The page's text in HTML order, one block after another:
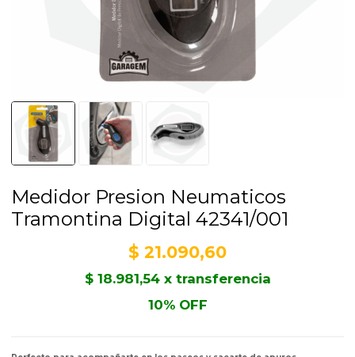
Medidor Presion Neumaticos
Tramontina Digital 42341/001
$ 21.090,60
$18.981,54x transferencia
10% OFF